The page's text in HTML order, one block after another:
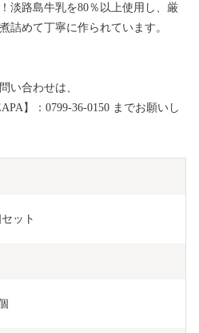
淡路島牛乳を80％以上使用し、厳
詰めて丁寧に作られています。
い合わせは、
】：0799-36-0150 までお願いし
ット